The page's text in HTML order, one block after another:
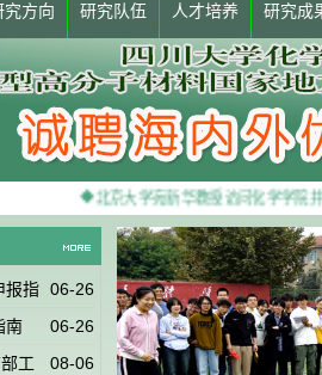
究方向 研究队伍 人才培养 研究成
◆北京大学宛新华教授访问化学学院并
06-26
报指
06-26
南
08-06
工